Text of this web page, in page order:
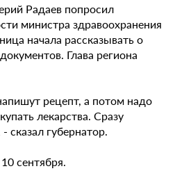
Радаев попросил
министра здравоохранения
начала рассказывать о
Глава региона
рецепт, а потом надо
лекарства. Сразу
сказал губернатор.
сентября.